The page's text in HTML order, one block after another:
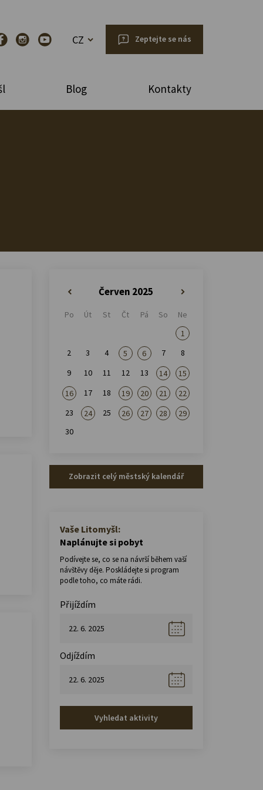
CZ Zeptejte se nás
Blog Kontakty
Červen 2025»
Po Út St Čt Pá So
Ne
1
2
3 4 5 6 7
8
9
10 11 12 13 14
15
16
17 18 19 20 21
22
23
24 25 26 27 28
29
30
Zobrazit celý městský kalendář
Vaše Litomyšl:
Naplánujte si pobyt
Podívejte se, co se na návrší během vaší
návštěvy děje. Poskládejte si program
podle toho, co máte rádi.
Přijíždím
Odjíždím
Vyhledat aktivity